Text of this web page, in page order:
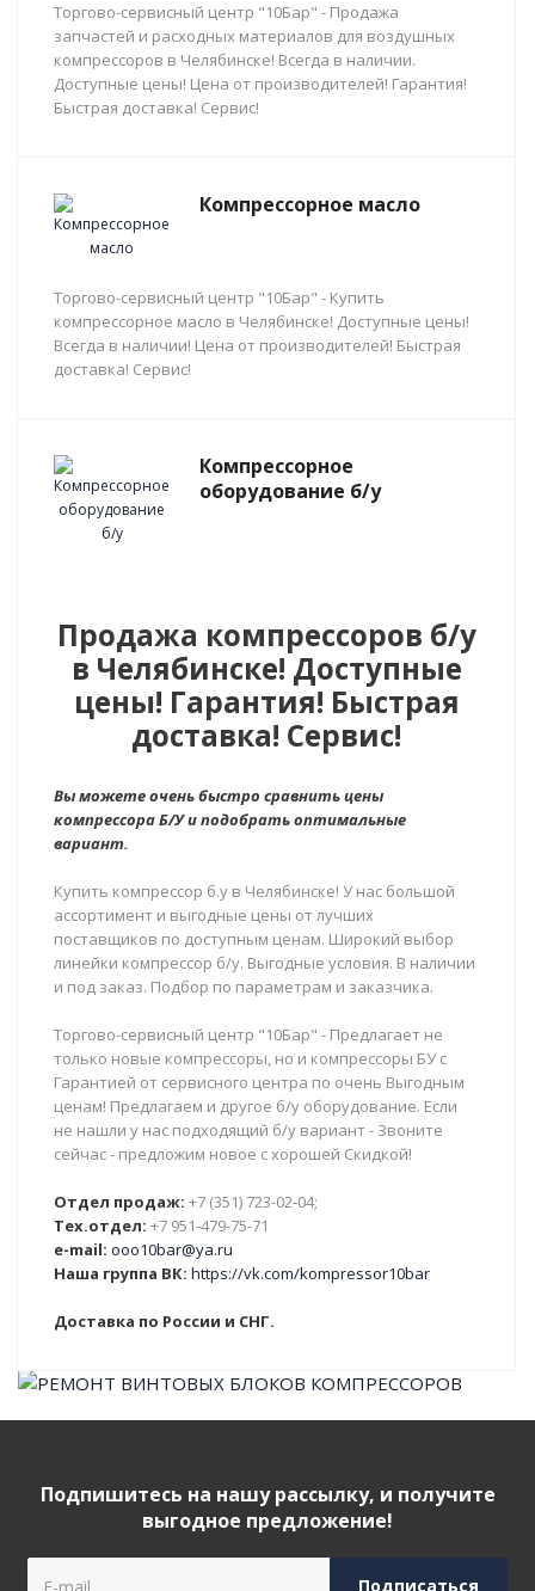
Торгово-сервисный центр "10Бар" - Продажа
запчастей и расходных материалов для воздушных
компрессоров в Челябинске! Всегда в наличии.
Доступные цены! Цена от производителей! Гарантия!
Быстрая доставка! Сервис!
Компрессорное масло
Торгово-сервисный центр "10Бар" - Купить
компрессорное масло в Челябинске! Доступные цены!
Всегда в наличии! Цена от производителей! Быстрая
доставка! Сервис!
Компрессорное
оборудование б/у
Продажа компрессоров б/у
в Челябинске! Доступные
цены! Гарантия! Быстрая
доставка! Сервис!
Вы можете очень быстро сравнить цены
компрессора Б/У и подобрать оптимальные
вариант.
Купить компрессор б.у в Челябинске! У нас большой
ассортимент и выгодные цены от лучших
поставщиков по доступным ценам. Широкий выбор
линейки компрессор б/у. Выгодные условия. В наличии
и под заказ. Подбор по параметрам и заказчика.
Торгово-сервисный центр "10Бар" - Предлагает не
только новые компрессоры, но и компрессоры БУ с
Гарантией от сервисного центра по очень Выгодным
ценам! Предлагаем и другое б/у оборудование. Если
не нашли у нас подходящий б/у вариант - Звоните
сейчас - предложим новое с хорошей Скидкой!
Отдел продаж: +7 (351) 723-02-04;
Тех.отдел: +7 951-479-75-71
e-mail: ooo10bar@ya.ru
Наша группа ВК: https://vk.com/kompressor10bar
Доставка по России и СНГ.
Подпишитесь на нашу рассылку, и получите
выгодное предложение!